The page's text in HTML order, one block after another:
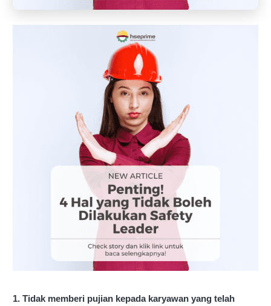
1. Tidak memberi pujian kepada karyawan yang telah